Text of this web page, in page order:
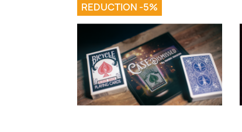
REDUCTION -5%